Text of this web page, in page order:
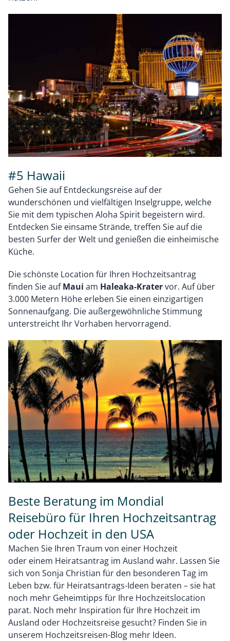
#5 Hawaii
Gehen Sie auf Entdeckungsreise auf der
wunderschönen und vielfältigen Inselgruppe, welche
Sie mit dem typischen Aloha Spirit begeistern wird.
Entdecken Sie einsame Strände, treffen Sie auf die
besten Surfer der Welt und genießen die einheimische
Küche.
Die schönste Location für Ihren Hochzeitsantrag
finden Sie aufMaui am Haleaka-Kratervor. Auf über
3.000 Metern Höhe erleben Sie einen einzigartigen
Sonnenaufgang. Die außergewöhnliche Stimmung
unterstreicht Ihr Vorhaben hervorragend.
Beste Beratung im Mondial
Reisebüro für Ihren Hochzeitsantrag
oder Hochzeit in den USA
Machen Sie Ihren Traum von einer Hochzeit
oder einem Heiratsantrag im Ausland wahr. Lassen Sie
sich von Sonja Christian für den besonderen Tag im
Leben bzw. für Heiratsantrags-Ideen beraten – sie hat
noch mehr Geheimtipps für Ihre Hochzeitslocation
parat. Noch mehr Inspiration für Ihre Hochzeit im
Ausland oder Hochzeitsreise gesucht? Finden Sie in
unserem Hochzeitsreisen-Blog mehr Ideen.